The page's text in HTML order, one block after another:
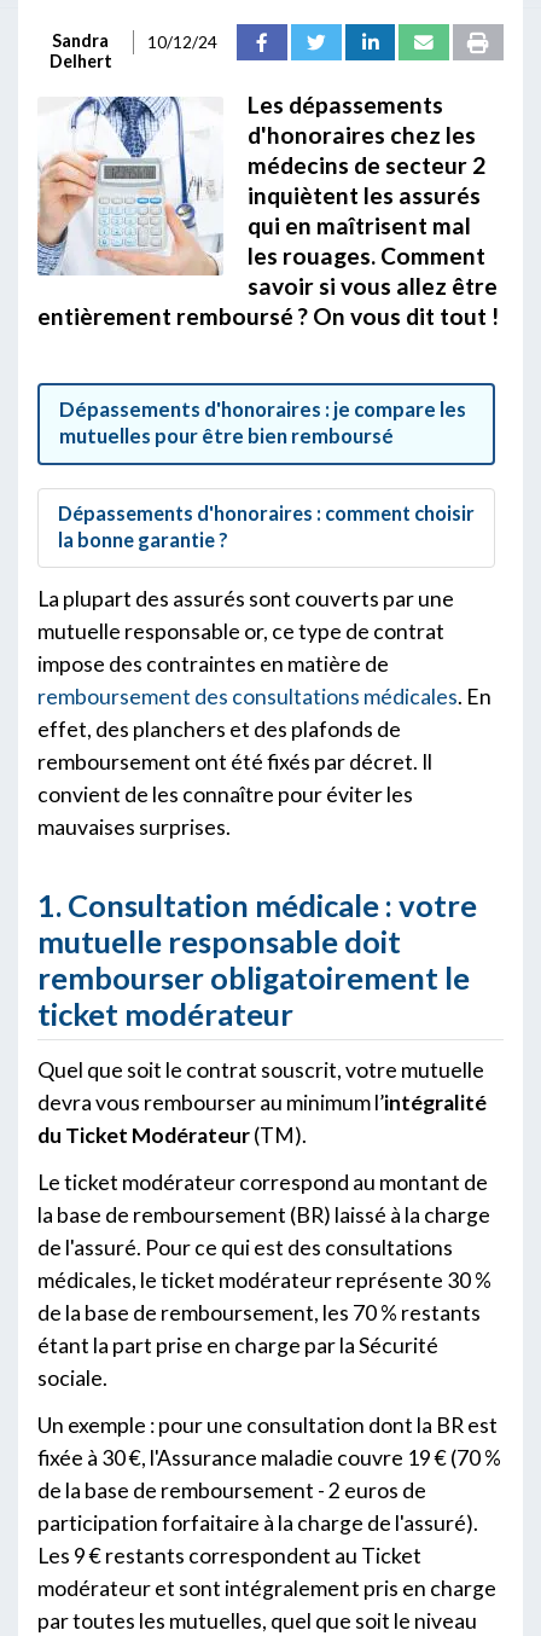
Sandra
Delhert
10/12/24
Les dépassements
d'honoraires chez les
médecins de secteur 2
inquiètent les assurés
qui en maîtrisent mal
les rouages. Comment
savoir si vous allez être
entièrement remboursé ? On vous dit tout !
Dépassements d'honoraires : je compare les
mutuelles pour être bien remboursé
Dépassements d'honoraires : comment choisir
la bonne garantie ?
La plupart des assurés sont couverts par une
mutuelle responsable or, ce type de contrat
impose des contraintes en matière de
remboursement des consultations médicales. En
effet, des planchers et des plafonds de
remboursement ont été fixés par décret. Il
convient de les connaître pour éviter les
mauvaises surprises.
1. Consultation médicale : votre
mutuelle responsable doit
rembourser obligatoirement le
ticket modérateur
Quel que soit le contrat souscrit, votre mutuelle
devra vous rembourser au minimum l’intégralité
du Ticket Modérateur(TM).
Le ticket modérateur correspond au montant de
la base de remboursement (BR) laissé à la charge
de l'assuré. Pour ce qui est des consultations
médicales, le ticket modérateur représente 30 %
de la base de remboursement, les 70 % restants
étant la part prise en charge par la Sécurité
sociale.
Un exemple : pour une consultation dont la BR est
fixée à 30 €, l'Assurance maladie couvre 19 € (70 %
de la base de remboursement - 2 euros de
participation forfaitaire à la charge de l'assuré).
Les 9 € restants correspondent au Ticket
modérateur et sont intégralement pris en charge
par toutes les mutuelles, quel que soit le niveau